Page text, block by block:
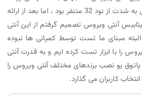
خود بنده تا 2 سال پیش به شدت از نود 32 متنفر بود ، اما بعد از ارائه
دیتابیس آنتی ویروس تصمیم گرفتم از این آنتی
مبنای ما تست توسط کمپانی ها نبوده
را با ابزار تست کرده ایم و به قدرت آنتی
پاتوق یو نصب برندهای مختلف آنتی ویروس را
کاربران می گذارد.